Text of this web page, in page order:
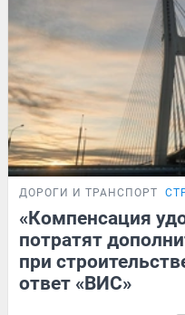
ДОРОГИ И ТРАНСПОРТ
«Компенсация
потратят
при
ответ «ВИС»